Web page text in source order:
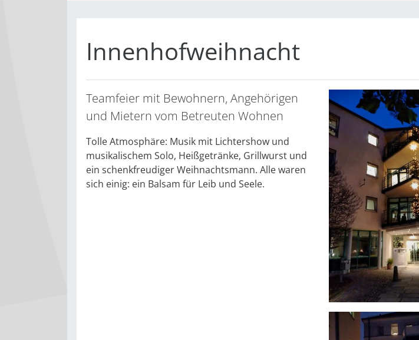
Innenhofweihnacht
Teamfeier mit Bewohnern, Angehörigen
und Mietern vom Betreuten Wohnen
Tolle Atmosphäre: Musik mit Lichtershow und
musikalischem Solo, Heißgetränke, Grillwurst und
ein schenkfreudiger Weihnachtsmann. Alle waren
sich einig: ein Balsam für Leib und Seele.